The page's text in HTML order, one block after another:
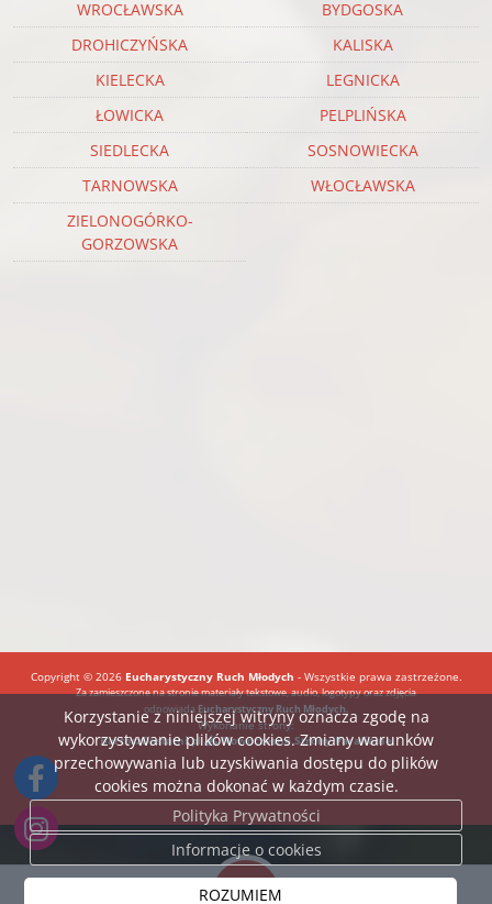
WROCŁAWSKA
BYDGOSKA
DROHICZYŃSKA
KALISKA
KIELECKA
LEGNICKA
ŁOWICKA
PELPLIŃSKA
SIEDLECKA
SOSNOWIECKA
TARNOWSKA
WŁOCŁAWSKA
ZIELONOGÓRKO-
GORZOWSKA
Copyright © 2026 Eucharystyczny Ruch Młodych - Wszystkie prawa zastrzeżone.
Za zamieszczone na stronie materiały tekstowe, audio, logotypy oraz zdjęcia
odpowiada Eucharystyczny Ruch Młodych.
Wykonanie strony:
BartoszDostatni.pl
Nowoczesne Strony Parafialne
Korzystanie z niniejszej witryny oznacza zgodę na
wykorzystywanie plików cookies. Zmiany warunków
przechowywania lub uzyskiwania dostępu do plików
cookies można dokonać w każdym czasie.
Polityka Prywatności
Informacje o cookies
ROZUMIEM